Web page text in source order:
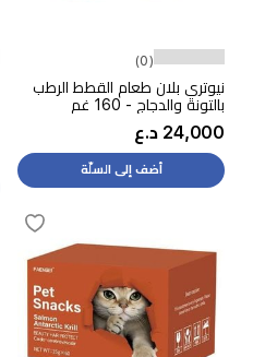
(0)
نيوتري بلان طعام القطط الرطب
بالتونة والدجاج - 160 غم
24,000 د.ع
أضف إلى السلّة